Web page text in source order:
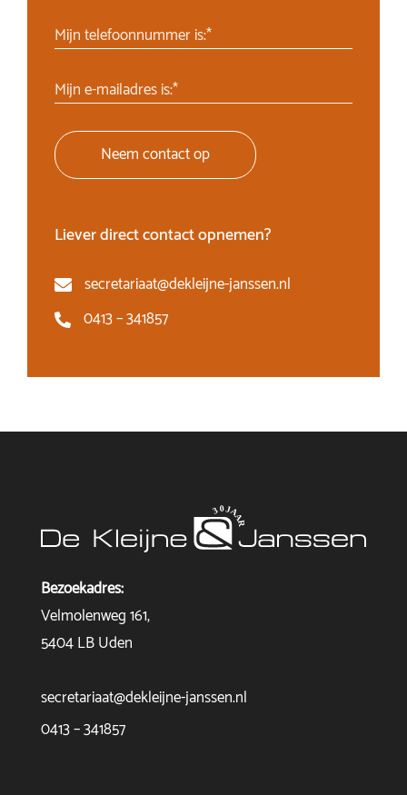
Mijn telefoonnummer is:*
Mijn e-mailadres is:*
Neem contact op
Liever direct contact opnemen?
secretariaat@dekleijne-janssen.nl
0413 – 341857
Bezoekadres:
Velmolenweg 161,
5404 LB Uden
secretariaat@dekleijne-janssen.nl
0413 – 341857